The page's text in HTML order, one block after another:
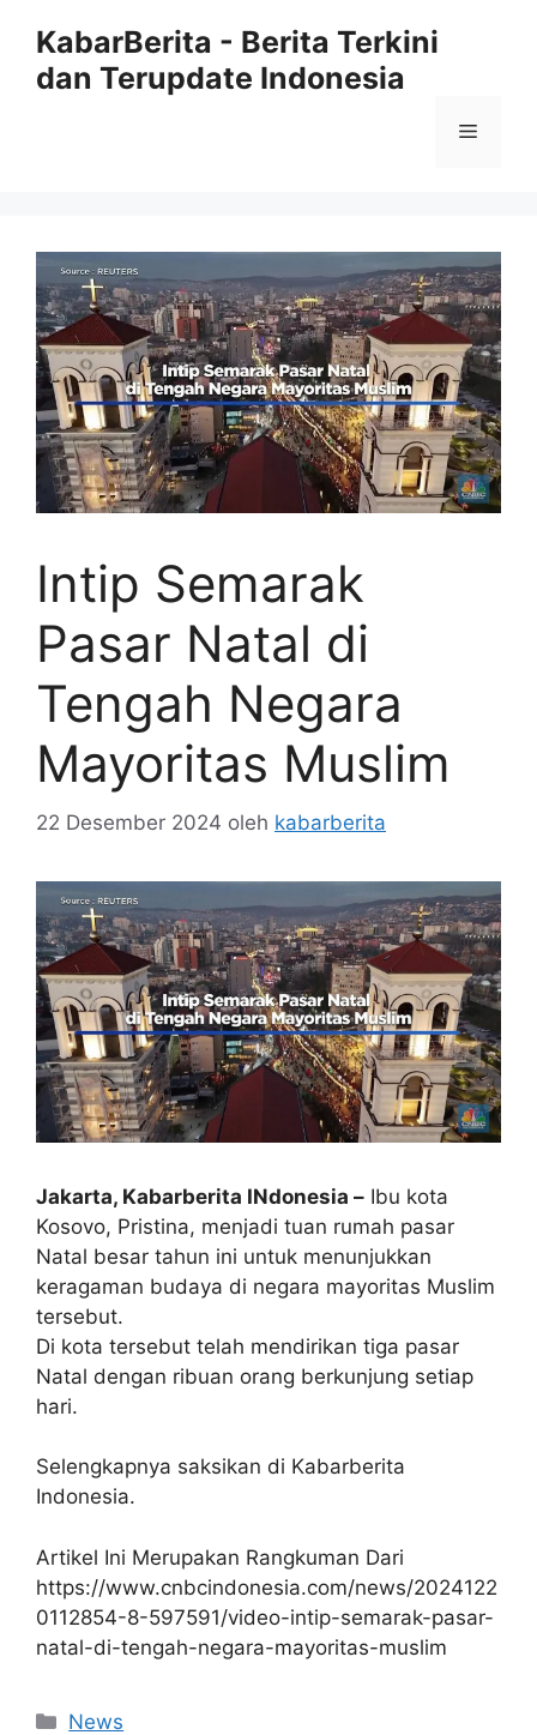
KabarBerita - Berita Terkini
dan Terupdate Indonesia
Menu
Intip Semarak
Pasar Natal di
Tengah Negara
Mayoritas Muslim
22 Desember 2024 oleh kabarberita
Jakarta, Kabarberita INdonesia – Ibu kota
Kosovo, Pristina, menjadi tuan rumah pasar
Natal besar tahun ini untuk menunjukkan
keragaman budaya di negara mayoritas Muslim
tersebut.
Di kota tersebut telah mendirikan tiga pasar
Natal dengan ribuan orang berkunjung setiap
hari.
Selengkapnya saksikan di Kabarberita
Indonesia.
Artikel Ini Merupakan Rangkuman Dari
https://www.cnbcindonesia.com/news/2024122
0112854-8-597591/video-intip-semarak-pasar-
natal-di-tengah-negara-mayoritas-muslim
Kategori
News